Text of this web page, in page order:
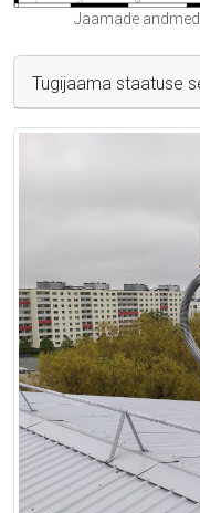
Jaamade
Tugijaama staatuse